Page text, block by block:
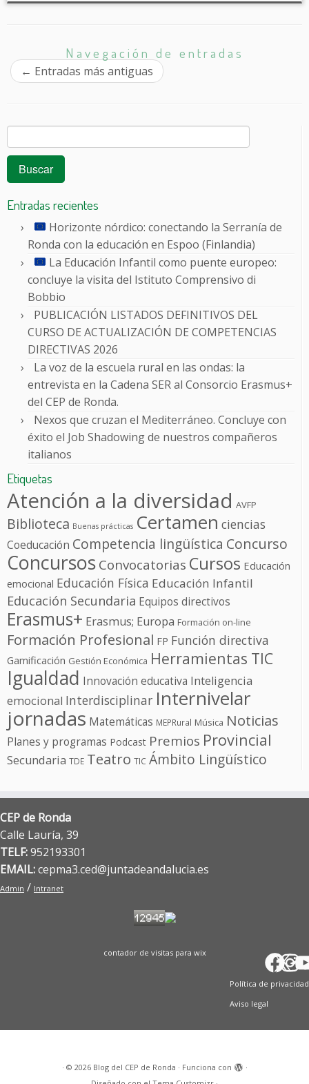
Navegación de entradas
← Entradas más antiguas
Buscar:
Entradas recientes
Horizonte nórdico: conectando la Serranía de
Ronda con la educación en Espoo (Finlandia)
La Educación Infantil como puente europeo:
concluye la visita del Istituto Comprensivo di
Bobbio
PUBLICACIÓN LISTADOS DEFINITIVOS DEL
CURSO DE ACTUALIZACIÓN DE COMPETENCIAS
DIRECTIVAS 2026
La voz de la escuela rural en las ondas: la
entrevista en la Cadena SER al Consorcio Erasmus+
del CEP de Ronda.
Nexos que cruzan el Mediterráneo. Concluye con
éxito el Job Shadowing de nuestros compañeros
italianos
Etiquetas
Atención a la diversidad AVFP
Biblioteca Buenas prácticas Certamen ciencias
Coeducación Competencia lingüística Concurso
ConcursosConvocatorias Cursos Educación
emocional Educación Física Educación Infantil
Educación Secundaria Equipos directivos
Erasmus+ Erasmus; Europa Formación on-line
Formación Profesional FP Función directiva
Gamificación Gestión Económica Herramientas TIC
Igualdad Innovación educativa Inteligencia
emocional Interdisciplinar Internivelar
jornadas Matemáticas MEPRural Música Noticias
Planes y programas Podcast Premios Provincial
Secundaria TDE Teatro TIC Ámbito Lingüístico
CEP de Ronda
Calle Lauría, 39
TELF:952193301
EMAIL:cepma3.ced@juntadeandalucia.es
Admin / Intranet
contador de visitas para wix
X
Política de privacidad
Aviso legal
· © 2026 Blog del CEP de Ronda · Funciona con
·